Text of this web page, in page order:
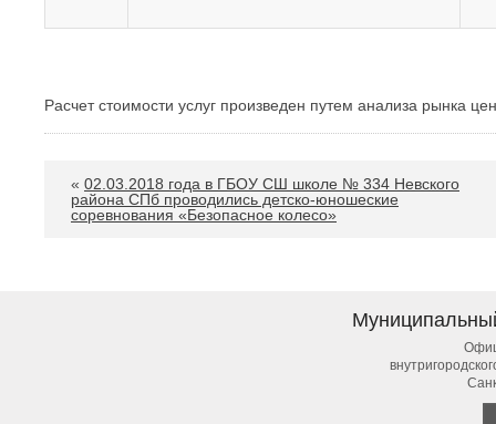
Расчет стоимости услуг произведен путем анализа рынка
« 02.03.2018 года в ГБОУ СШ школе № 334 Невского
района СПб проводились детско-юношеские
соревнования «Безопасное колесо»